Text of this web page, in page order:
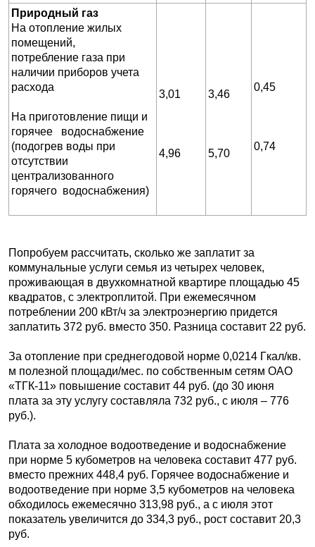
Природный газ
На отопление жилых
помещений,
потребление газа при
наличии приборов учета
расхода
На приготовление пищи и
горячее водоснабжение
(подогрев воды при
отсутствии
централизованного
горячего водоснабжения)
3,01
4,96
3,46
5,70
0,45
0,74
Попробуем рассчитать, сколько же заплатит за
коммунальные услуги семья из четырех человек,
проживающая в двухкомнатной квартире площадью 45
квадратов, с электроплитой. При ежемесячном
потреблении 200 кВт/ч за электроэнергию придется
заплатить 372 руб. вместо 350. Разница составит 22 руб.
За отопление при среднегодовой норме 0,0214 Гкал/кв.
м полезной площади/мес. по собственным сетям ОАО
«ТГК-11» повышение составит 44 руб. (до 30 июня
плата за эту услугу составляла 732 руб., с июля – 776
руб.).
Плата за холодное водоотведение и водоснабжение
при норме 5 кубометров на человека составит 477 руб.
вместо прежних 448,4 руб. Горячее водоснабжение и
водоотведение при норме 3,5 кубометров на человека
обходилось ежемесячно 313,98 руб., а с июля этот
показатель увеличится до 334,3 руб., рост составит 20,3
руб.